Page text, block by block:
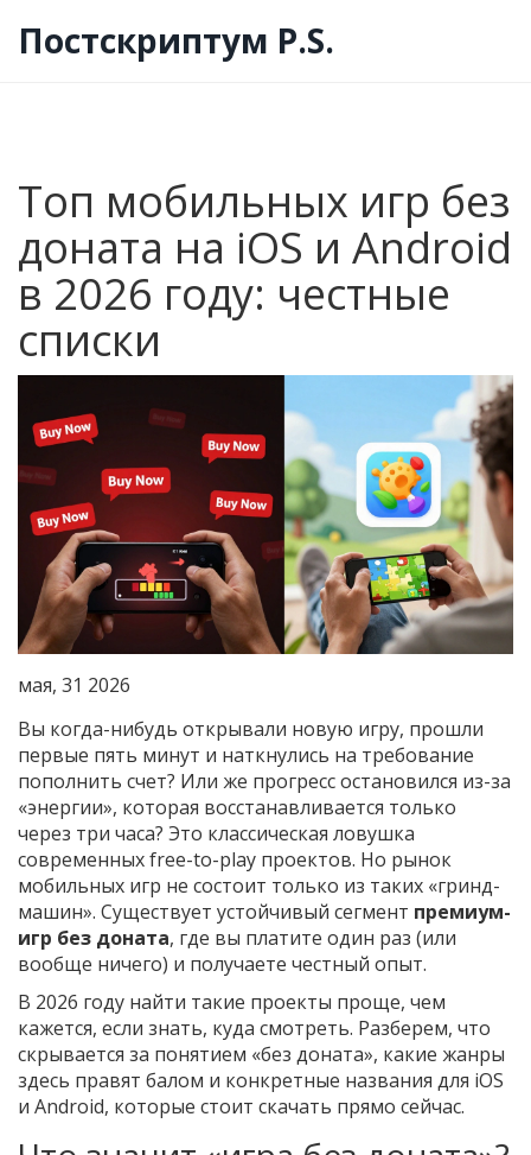
Постскриптум P.S.
Топ мобильных игр без
доната на iOS и Android
в 2026 году: честные
списки
мая, 31 2026
Вы когда-нибудь открывали новую игру, прошли
первые пять минут и наткнулись на требование
пополнить счет? Или же прогресс остановился из-за
«энергии», которая восстанавливается только
через три часа? Это классическая ловушка
современных free-to-play проектов. Но рынок
мобильных игр не состоит только из таких «гринд-
машин». Существует устойчивый сегмент премиум-
игр без доната, где вы платите один раз (или
вообще ничего) и получаете честный опыт.
В 2026 году найти такие проекты проще, чем
кажется, если знать, куда смотреть. Разберем, что
скрывается за понятием «без доната», какие жанры
здесь правят балом и конкретные названия для iOS
и Android, которые стоит скачать прямо сейчас.